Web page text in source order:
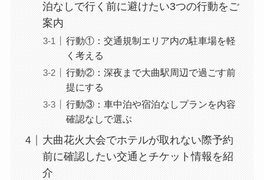
泊なしで行く前に避けたい3つの行動をご
案内
行動①：交通規制エリア内の駐車場を軽
く考える
行動②：深夜まで大曲駅周辺で過ごす前
提にする
行動③：車中泊や宿泊なしプランを内容
確認なしで選ぶ
大曲花火大会でホテルが取れない際予約
前に確認したい交通とチケット情報を紹
介